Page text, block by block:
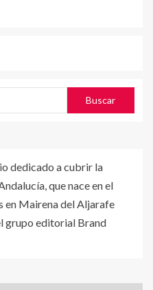
dedicado a cubrir la
que nace en el
en Mairena del Aljarafe
grupo editorial Brand